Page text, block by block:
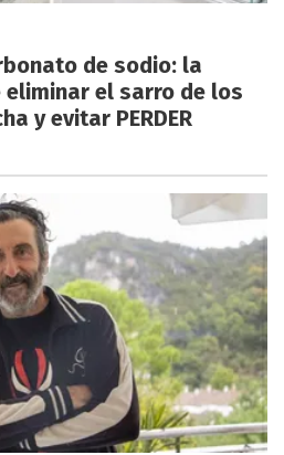
de sodio: la
eliminar el sarro de los
y evitar PERDER